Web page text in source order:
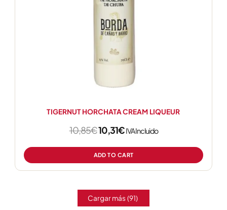
TIGERNUT HORCHATA CREAM LIQUEUR
10,85€10,31€IVA Incluido
ADD TO CART
Cargar más(91)